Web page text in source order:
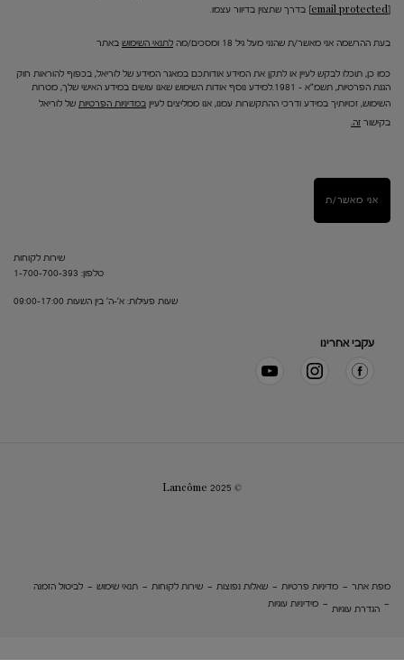
[email protected]
בדרך שתצוין בדיוור עצמו.
בעת ההרשמה אני מאשר/ת שהנני מעל גיל 18 ומסכים/מה לתנאי השימוש באתר
כמו כן, תוכלו לבקש לעיין או לתקן את המידע אודותכם במאגר המידע של לוריאל, בכפוף להוראות חוק
הגנת הפרטיות, תשמ"א – 1981.למידע נוסף אודות השימוש שאנו עושים במידע האישי שלך, מטרות
השימוש, זכויותיך במידע ודרכי ההתקשרות עמנו, אנו ממליצים לעיין במדיניות הפרטיות של לוריאל
בקישור זה.
אני מאשר/ת
שירות לקוחות
טלפון: 1-700-700-393
שעות פעילות: א'-ה' בין השעות 09:00-17:00
עקבי אחרינו
© Lancôme 2025
מפת אתר מדיניות פרטיות שאלות נפוצות שירות לקוחות תנאי שימוש
לביטול הזמנה
הגדרת עוגיות
מידיניות עוגיות